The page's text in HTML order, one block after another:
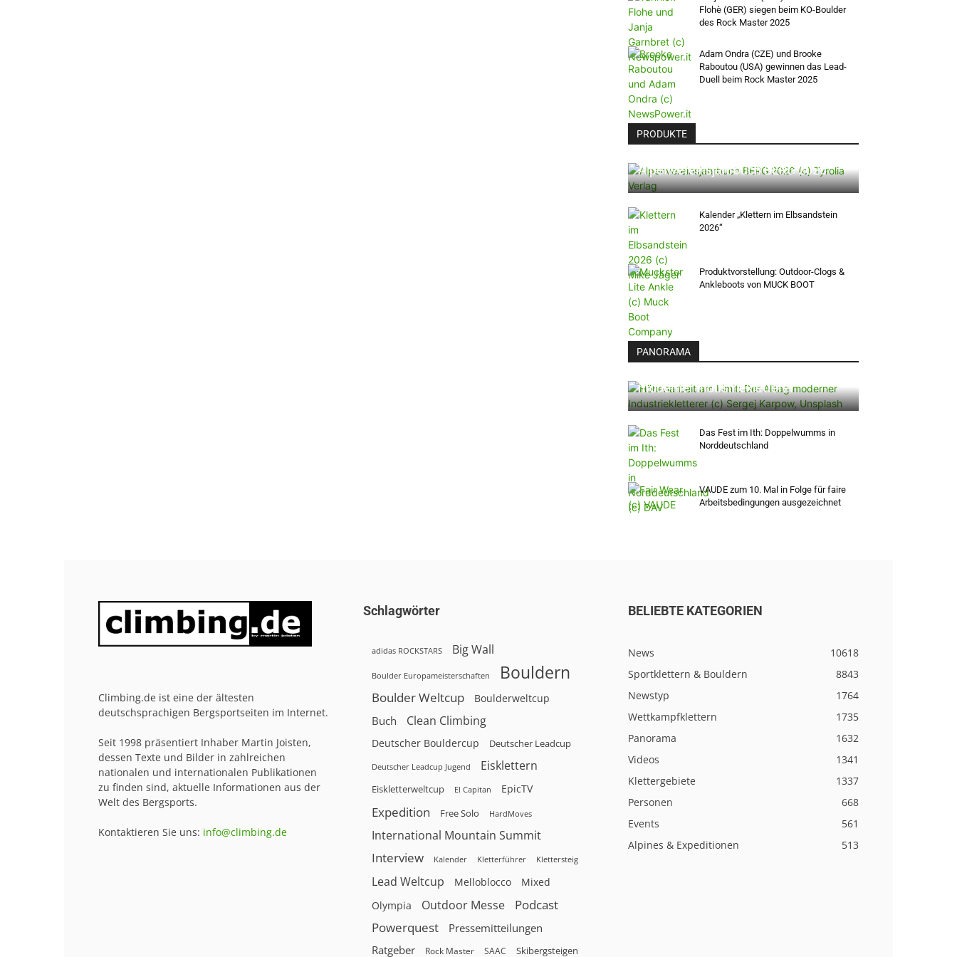
Flohè (GER) siegen beim KO-Boulder
des Rock Master 2025
Adam Ondra (CZE) und Brooke
Raboutou (USA) gewinnen das Lead-
Duell beim Rock Master 2025
PRODUKTE
Alpenvereinsjahrbuch BERG 2026
Kalender „Klettern im Elbsandstein
2026“
Produktvorstellung: Outdoor-Clogs &
Ankleboots von MUCK BOOT
PANORAMA
moderner Industriekletterer
Das Fest im Ith: Doppelwumms in
Norddeutschland
VAUDE zum 10. Mal in Folge für faire
Arbeitsbedingungen ausgezeichnet
Climbing.de ist eine der ältesten
deutschsprachigen Bergsportseiten im Internet.
Seit 1998 präsentiert Inhaber Martin Joisten,
dessen Texte und Bilder in zahlreichen
nationalen und internationalen Publikationen
zu finden sind, aktuelle Informationen aus der
Welt des Bergsports.
Kontaktieren Sie uns: info@climbing.de
Schlagwörter
adidas ROCKSTARS Big Wall
Boulder Europameisterschaften Bouldern
Boulder Weltcup Boulderweltcup
Buch Clean Climbing
Deutscher Bouldercup Deutscher Leadcup
Deutscher Leadcup Jugend Eisklettern
Eiskletterweltcup El Capitan EpicTV
Expedition Free Solo HardMoves
International Mountain Summit
Interview Kalender Kletterführer Klettersteig
Lead Weltcup Melloblocco Mixed
Olympia Outdoor Messe
Podcast
Powerquest
Pressemitteilungen
Ratgeber Rock Master SAAC Skibergsteigen
BELIEBTE KATEGORIEN
News
10618
Sportklettern & Bouldern
8843
Newstyp
1764
Wettkampfklettern
1735
Panorama
1632
Videos
1341
Klettergebiete
1337
Personen
668
Events
561
Alpines & Expeditionen
513